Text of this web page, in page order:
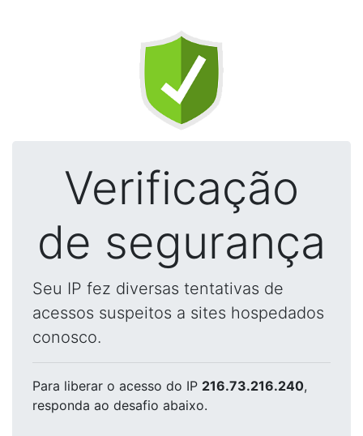
Verificação
de segurança
Seu IP fez diversas tentativas de
acessos suspeitos a sites hospedados
conosco.
Para liberar o acesso do IP 216.73.216.240,
responda ao desafio abaixo.